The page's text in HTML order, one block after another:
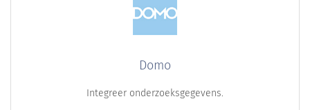
Domo
Integreer onderzoeksgegevens.